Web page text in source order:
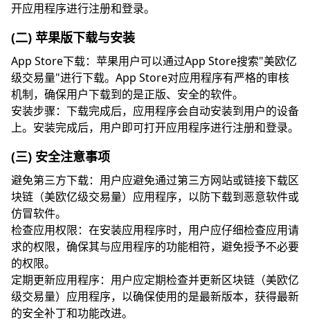
开应用程序进行注册和登录。
(二) 苹果版下载与安装
App Store下载：苹果用户可以通过App Store搜索"美欧亿
级交易量"进行下载。App Store对应用程序有严格的审核
机制，确保用户下载到的是正版、安全的软件。
安装步骤：下载完成后，应用程序会自动安装到用户的设备
上。安装完成后，用户即可打开应用程序进行注册和登录。
(三) 安全注意事项
避免第三方下载：用户应避免通过第三方网站或链接下载区
块链（美欧亿级交易量）应用程序，以防下载到恶意软件或
仿冒软件。
检查应用权限：在安装应用程序时，用户应仔细检查应用请
求的权限，确保其与应用程序的功能相符，避免授予不必要
的权限。
定期更新应用程序：用户应定期检查并更新区块链（美欧亿
级交易量）应用程序，以确保使用的是最新版本，获得最新
的安全补丁和功能改进。